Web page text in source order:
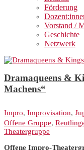
Förderung
Vorstand /
Geschichte
Netzwerk
Dramaqueens &
Machens“
Impro, Improvisation,
Offene Gruppe,
Theatergruppe
Offene Impro-